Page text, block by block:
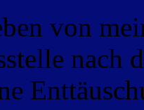
von
nach